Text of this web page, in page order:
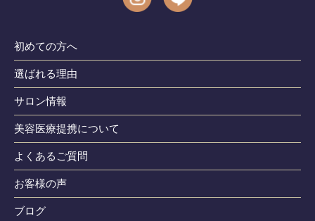
初めての方へ
選ばれる理由
サロン情報
美容医療提携について
よくあるご質問
お客様の声
ブログ